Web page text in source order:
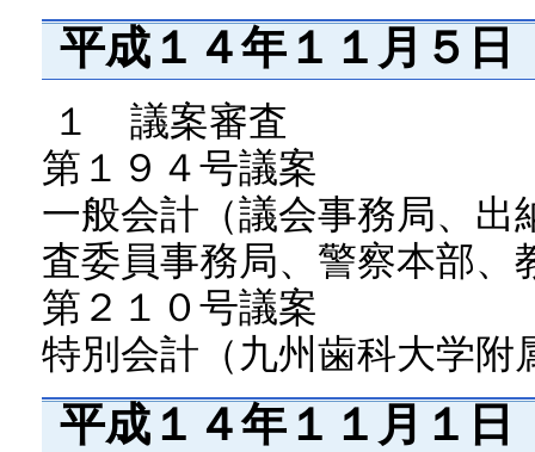
平成１４年１１月５日
１ 議案審査
第１９４号議案
一般会計（議会事務局、出
査委員事務局、警察本部、
第２１０号議案
特別会計（九州歯科大学附
平成１４年１１月１日